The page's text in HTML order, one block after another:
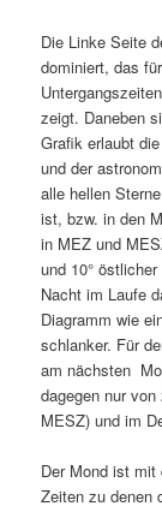
Die Linke Seite
dominiert, das
zeigt. Daneben
Grafik erlaubt
und der
alle hellen
ist, bzw. in den
in MEZ und
und 10°
Nacht im Laufe
Diagramm wie
schlanker. Für
am nächsten
dagegen nur
MESZ) und im
Der Mond ist mit
Zeiten zu denen